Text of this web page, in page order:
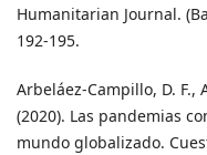
Humanitarian Journal.
192-195.
Arbeláez-Campillo, D. F.,
(2020). Las pandemias
mundo globalizado.